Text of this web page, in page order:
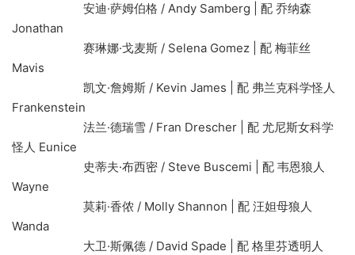
安迪·萨姆伯格 / Andy Samberg | 配 乔纳森
Jonathan
赛琳娜·戈麦斯 / Selena Gomez | 配 梅菲丝
Mavis
凯文·詹姆斯 / Kevin James | 配 弗兰克科学怪人
Frankenstein
法兰·德瑞雪 / Fran Drescher | 配 尤尼斯女科学
怪人 Eunice
史蒂夫·布西密 / Steve Buscemi | 配 韦恩狼人
Wayne
莫莉·香侬 / Molly Shannon | 配 汪妲母狼人
Wanda
大卫·斯佩德 / David Spade | 配 格里芬透明人